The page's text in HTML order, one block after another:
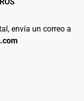
envía un correo a